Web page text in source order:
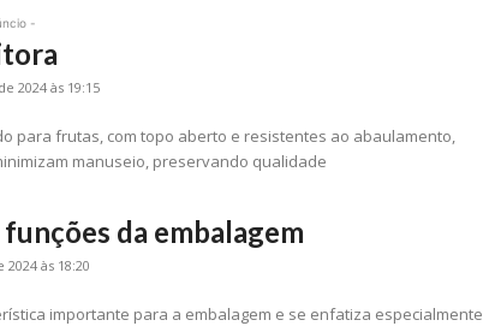
-
2024 às 19:15
para frutas, com topo aberto e resistentes ao abaulamento,
manuseio, preservando qualidade
da embalagem
às 18:20
importante para a embalagem e se enfatiza especialmente